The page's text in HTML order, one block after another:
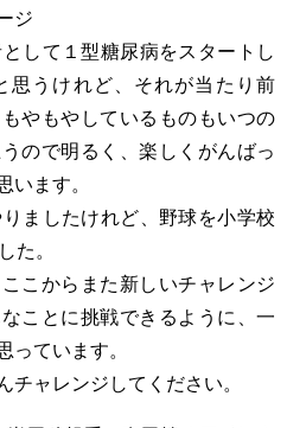
ジ
して１型糖尿病をスタートし
思うけれど、それが当たり前
やもやしているものもいつの
ので明るく、楽しくがんばっ
います。
ましたけれど、野球を小学校
た。
こからまた新しいチャレンジ
ことに挑戦できるように、一
っています。
チャレンジしてください。